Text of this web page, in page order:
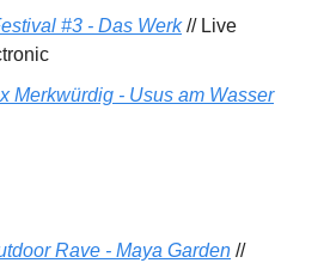
#3 - Das Werk// Live
Merkwürdig - Usus am Wasser
Rave - Maya Garden //